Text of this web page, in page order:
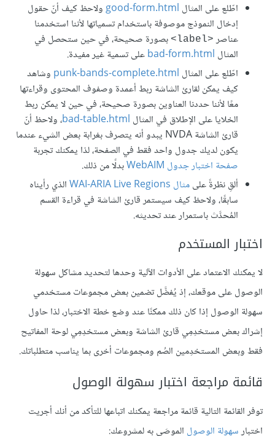
اطّلع على المثال good-form.htmlولاحظ كيف أنّ حقول
إدخال النموذج موصوفة باستخدام تسمياتها لأننا استخدمنا
عناصر <label>
بصورة صحيحة، في حين ستحصل في
المثال bad-form.htmlعلى تسمية غير مفيدة.
اطّلع على المثال punk-bands-complete.html وشاهد
كيف يمكن لقارئ الشاشة ربط أعمدة وصفوف المحتوى وقراءتها
معًا لأننا حددنا العناوين بصورة صحيحة، في حين لا يمكن ربط
الخلايا على الإطلاق في المثال bad-table.html، ولاحظ أنّ
قارئ الشاشة NVDA يبدو أنه يتصرف بغرابة بعض الشيء عندما
يكون لديك جدول واحد فقط في الصفحة، لذا يمكنك تجربة
صفحة اختبار جدول WebAIM
بدلًا من ذلك.
ألقِ نظرةً علىمثال WAI-ARIA Live Regions
الذي رأيناه
سابقًا، ولاحظ كيف سيستمر قارئ الشاشة في قراءة القسم
المُحدَّث باستمرار عند تحديثه.
اختبار المستخدم
لا يمكنك الاعتماد على الأدوات الآلية وحدها لتحديد مشاكل سهولة
الوصول على موقعك، إذ يُفضَّل تضمين بعض مجموعات مستخدمي
سهولة الوصول إذا كان ذلك ممكنًا عند وضع خطة الاختبار، لذا حاول
إشراك بعض مستخدِمِي قارئ الشاشة وبعض مستخدِمِي لوحة المفاتيح
فقط وبعض المستخدِمين الصُم ومجموعات أخرى بما يناسب متطلباتك.
قائمة مراجعة اختبار سهولة الوصول
توفر القائمة التالية قائمة مراجعة يمكنك اتباعها للتأكد من أنك أجريت
اختبارسهولة الوصول الموصَى به لمشروعك: